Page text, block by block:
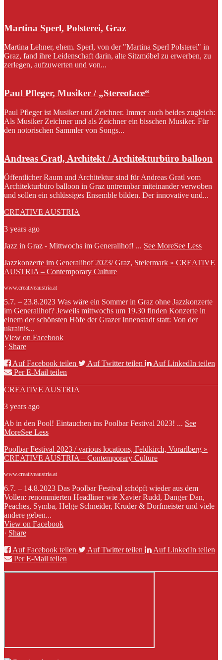
Martina Sperl, Polsterei, Graz
Martina Lehner, ehem. Sperl, von der "Martina Sperl Polsterei" in
Graz, fand ihre Leidenschaft darin, alte Sitzmöbel zu erwerben, zu
zerlegen, aufzuwerten und von...
Paul Pfleger, Musiker / „Stereoface“
Paul Pfleger ist Musiker und Zeichner. Immer auch beides zugleich:
Als Musiker Zeichner und als Zeichner ein bisschen Musiker. Für
den notorischen Sammler von Songs...
Andreas Gratl, Architekt / Architekturbüro balloon
Öffentlicher Raum und Architektur sind für Andreas Gratl vom
Architekturbüro balloon in Graz untrennbar miteinander verwoben
und sollen ein schlüssiges Ensemble bilden. Der innovative und...
CREATIVE AUSTRIA
3 years ago
Jazz in Graz - Mittwochs im Generalihof! ... See MoreSee Less
Jazzkonzerte im Generalihof 2023/ Graz, Steiermark » CREATIVE
AUSTRIA – Contemporary Culture
www.creativeaustria.at
5.7. – 23.8.2023 Was wäre ein Sommer in Graz ohne Jazzkonzerte
im Generalihof? Jeweils mittwochs um 19.30 finden Konzerte in
einem der schönsten Höfe der Grazer Innenstadt statt: Von der
ukrainis...
View on Facebook
· Share
Auf Facebook teilen
Auf Twitter teilen
Auf LinkedIn teilen
Per E-Mail teilen
CREATIVE AUSTRIA
3 years ago
Ab in den Pool! Eintauchen ins Poolbar Festival 2023! ... See
MoreSee Less
Poolbar Festival 2023 / various locations, Feldkirch, Vorarlberg »
CREATIVE AUSTRIA – Contemporary Culture
www.creativeaustria.at
6.7. – 14.8.2023 Das Poolbar Festival schöpft wieder aus dem
Vollen: renommierten Headliner wie Xavier Rudd, Danger Dan,
Peaches, Symba, Helge Schneider, Kruder & Dorfmeister und viele
andere geben...
View on Facebook
· Share
Auf Facebook teilen
Auf Twitter teilen
Auf LinkedIn teilen
Per E-Mail teilen